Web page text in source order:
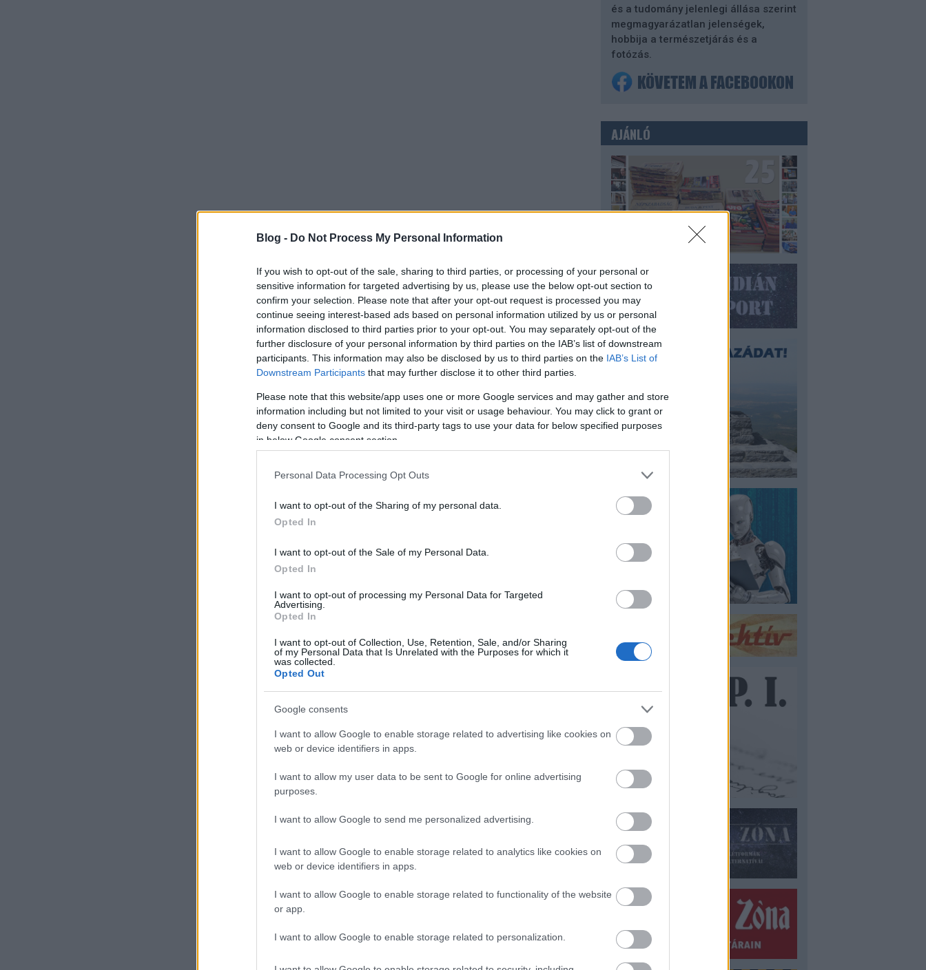
Blog - Do Not Process My Personal Information
If you wish to opt-out of the sale, sharing to third parties, or processing of your personal or
sensitive information for targeted advertising by us, please use the below opt-out section to
confirm your selection. Please note that after your opt-out request is processed you may
continue seeing interest-based ads based on personal information utilized by us or personal
information disclosed to third parties prior to your opt-out. You may separately opt-out of the
further disclosure of your personal information by third parties on the IAB’s list of downstream
participants. This information may also be disclosed by us to third parties on the IAB’s List of
Downstream Participants that may further disclose it to other third parties.
Please note that this website/app uses one or more Google services and may gather and store
information including but not limited to your visit or usage behaviour. You may click to grant or
deny consent to Google and its third-party tags to use your data for below specified purposes
in below Google consent section.
Personal Data Processing Opt Outs
I want to opt-out of the Sharing of my personal data.
Opted In
I want to opt-out of the Sale of my Personal Data.
Opted In
I want to opt-out of processing my Personal Data for Targeted
Advertising.
Opted In
I want to opt-out of Collection, Use, Retention, Sale, and/or Sharing
of my Personal Data that Is Unrelated with the Purposes for which it
was collected.
Opted Out
Google consents
I want to allow Google to enable storage related to advertising like cookies on
web or device identifiers in apps.
I want to allow my user data to be sent to Google for online advertising
purposes.
I want to allow Google to send me personalized advertising.
I want to allow Google to enable storage related to analytics like cookies on
web or device identifiers in apps.
I want to allow Google to enable storage related to functionality of the website
or app.
I want to allow Google to enable storage related to personalization.
és a tudomány jelenlegi állása szerint
megmagyarázatlan jelenségek,
hobbija a természetjárás és a
fotózás.
AJÁNLÓ